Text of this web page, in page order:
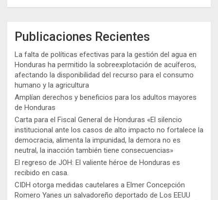
Publicaciones Recientes
La falta de políticas efectivas para la gestión del agua en
Honduras ha permitido la sobreexplotación de acuíferos,
afectando la disponibilidad del recurso para el consumo
humano y la agricultura
Amplían derechos y beneficios para los adultos mayores
de Honduras
Carta para el Fiscal General de Honduras «El silencio
institucional ante los casos de alto impacto no fortalece la
democracia, alimenta la impunidad, la demora no es
neutral, la inacción también tiene consecuencias»
El regreso de JOH: El valiente héroe de Honduras es
recibido en casa.
CIDH otorga medidas cautelares a Elmer Concepción
Romero Yanes un salvadoreño deportado de Los EEUU